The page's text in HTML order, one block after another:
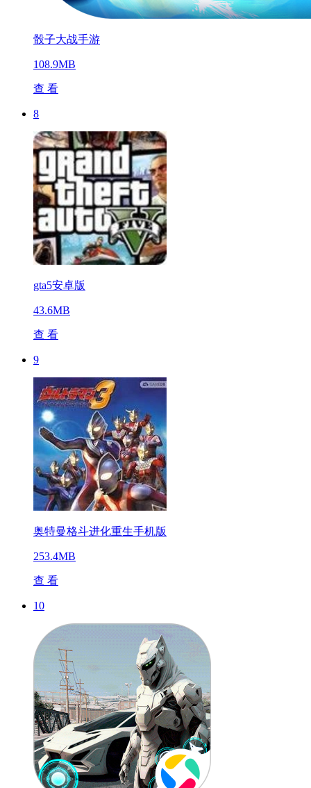
骰子大战手游
108.9MB
查 看
8
gta5安卓版
43.6MB
查 看
9
奥特曼格斗进化重生手机版
253.4MB
查 看
10